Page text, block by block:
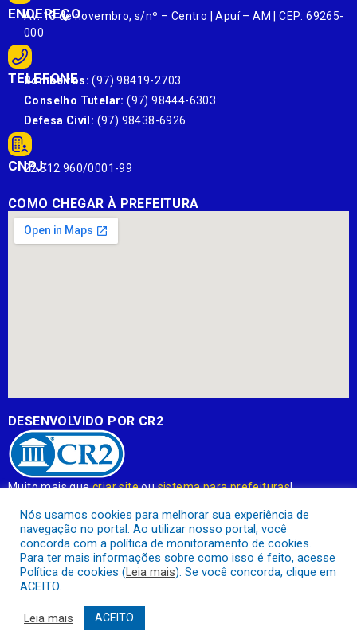
ENDEREÇO
Av. 13 de novembro, s/nº – Centro | Apuí – AM | CEP: 69265-
000
TELEFONE
Bombeiros: (97) 98419-2703
Conselho Tutelar: (97) 98444-6303
Defesa Civil: (97) 98438-6926
CNPJ:
22.812.960/0001-99
COMO CHEGAR À PREFEITURA
DESENVOLVIDO POR CR2
Muito mais quecriar siteousistema para prefeituras!
contrato que todas as exigências das leis de transparência
públicaserão atendidas.
Conheça oPNTPe o Radar da Transparência Pública
Nós usamos cookies para melhorar sua experiência de
navegação no portal. Ao utilizar nosso portal, você
concorda com a política de monitoramento de cookies.
Para ter mais informações sobre como isso é feito, acesse
Política de cookies (Leia mais). Se você concorda, clique em
ACEITO.
Leia mais ACEITO